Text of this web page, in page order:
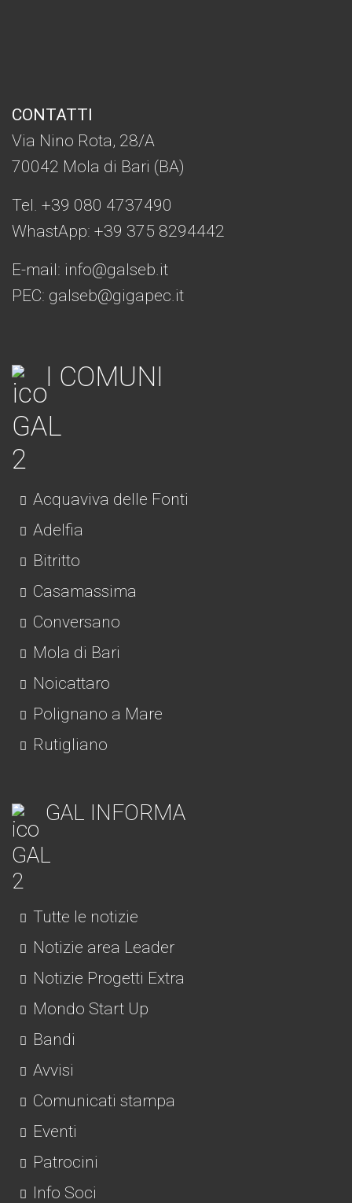
CONTATTI
Via Nino Rota, 28/A
70042 Mola di Bari (BA)
Tel. +39 080 4737490
WhastApp: +39 375 8294442
E-mail: info@galseb.it
PEC: galseb@gigapec.it
I COMUNI
Acquaviva delle Fonti
Adelfia
Bitritto
Casamassima
Conversano
Mola di Bari
Noicattaro
Polignano a Mare
Rutigliano
GAL INFORMA
Tutte le notizie
Notizie area Leader
Notizie Progetti Extra
Mondo Start Up
Bandi
Avvisi
Comunicati stampa
Eventi
Patrocini
Info Soci